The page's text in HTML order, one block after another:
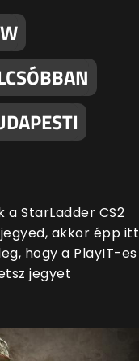
a StarLadder CS2
akkor épp itt
hogy a PlayIT-es
jegyet